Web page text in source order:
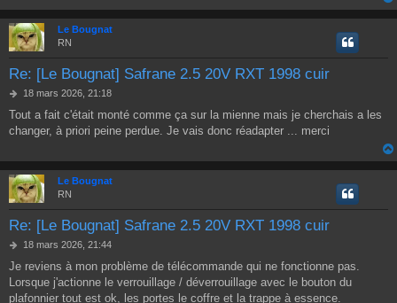
Le Bougnat
RN
Re: [Le Bougnat] Safrane 2.5 20V RXT 1998 cuir
M
s
s
e
18 mars 2026, 21:18
Tout a fait c'était monté comme ça sur la mienne mais je cherchais a les
changer, à priori peine perdue. Je vais donc réadapter ... merci
Le Bougnat
RN
Re: [Le Bougnat] Safrane 2.5 20V RXT 1998 cuir
M
s
s
a
18 mars 2026, 21:44
Je reviens à mon problème de télécommande qui ne fonctionne pas.
Lorsque j'actionne le verrouillage / déverrouillage avec le bouton du
plafonnier tout est ok, les portes le coffre et la trappe à essence.